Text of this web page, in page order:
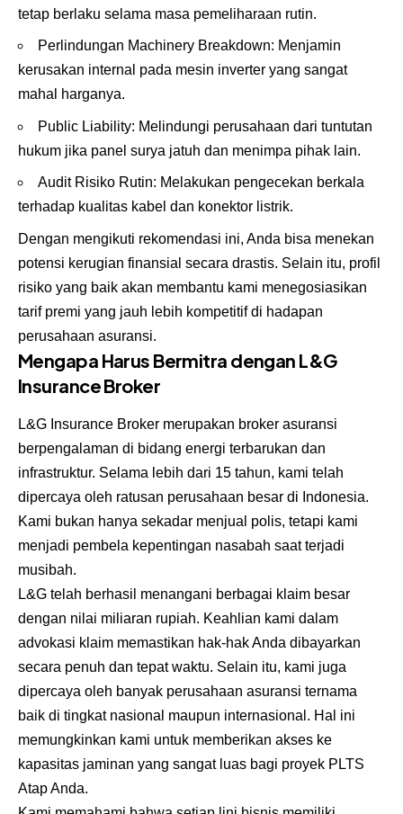
tetap berlaku selama masa pemeliharaan rutin.
Perlindungan Machinery Breakdown: Menjamin
kerusakan internal pada mesin inverter yang sangat
mahal harganya.
Public Liability: Melindungi perusahaan dari tuntutan
hukum jika panel surya jatuh dan menimpa pihak lain.
Audit Risiko Rutin: Melakukan pengecekan berkala
terhadap kualitas kabel dan konektor listrik.
Dengan mengikuti rekomendasi ini, Anda bisa menekan
potensi kerugian finansial secara drastis. Selain itu, profil
risiko yang baik akan membantu kami menegosiasikan
tarif premi yang jauh lebih kompetitif di hadapan
perusahaan asuransi.
Mengapa Harus Bermitra dengan L&G
Insurance Broker
L&G Insurance Broker merupakan broker asuransi
berpengalaman di bidang energi terbarukan dan
infrastruktur. Selama lebih dari 15 tahun, kami telah
dipercaya oleh ratusan perusahaan besar di Indonesia.
Kami bukan hanya sekadar menjual polis, tetapi kami
menjadi pembela kepentingan nasabah saat terjadi
musibah.
L&G telah berhasil menangani berbagai klaim besar
dengan nilai miliaran rupiah. Keahlian kami dalam
advokasi klaim memastikan hak-hak Anda dibayarkan
secara penuh dan tepat waktu. Selain itu, kami juga
dipercaya oleh banyak perusahaan asuransi ternama
baik di tingkat nasional maupun internasional. Hal ini
memungkinkan kami untuk memberikan akses ke
kapasitas jaminan yang sangat luas bagi proyek PLTS
Atap Anda.